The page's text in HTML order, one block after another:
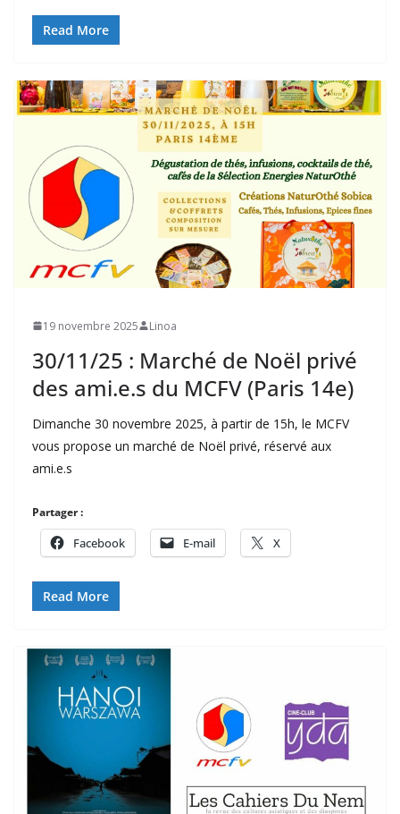
Read More
19 novembre 2025 Linoa
30/11/25 : Marché de Noël privé
des ami.e.s du MCFV (Paris 14e)
Dimanche 30 novembre 2025, à partir de 15h, le MCFV
vous propose un marché de Noël privé, réservé aux
ami.e.s
Partager :
Facebook E-mail X
Read More